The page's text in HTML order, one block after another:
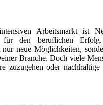
Arbeitsmarkt ist
für den beruflichen
neue Möglichkeiten,
Branche. Doch viele
zuzugehen oder nachhaltige